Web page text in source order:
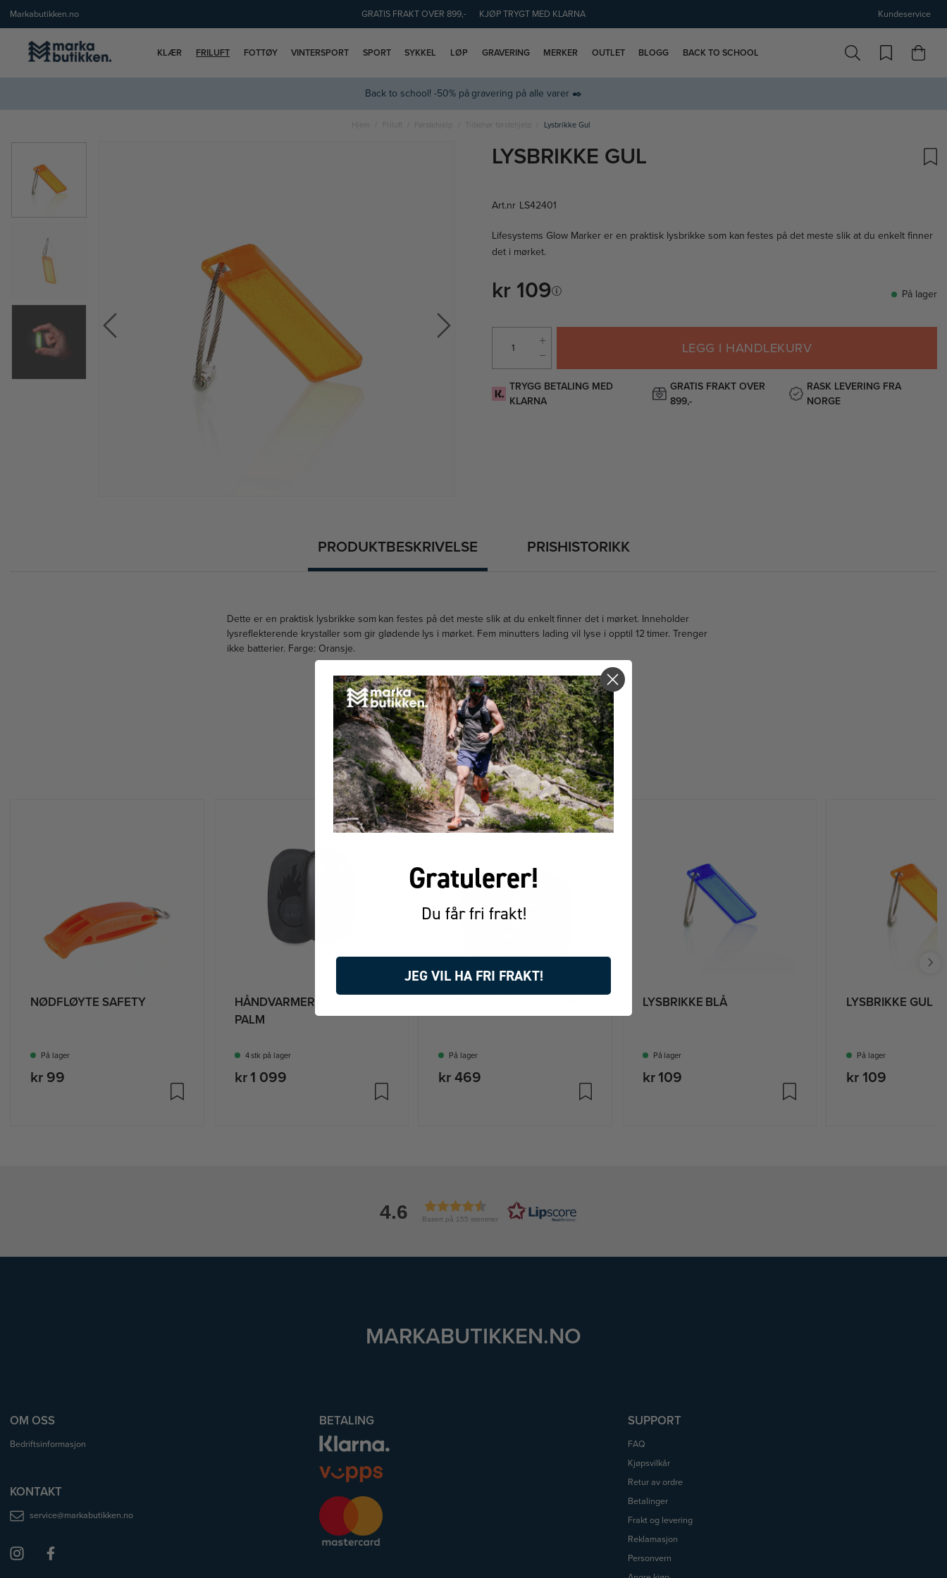
Markabutikken.no GRATIS FRAKT OVER 899,- KJØP TRYGT MED KLARNA Kundeservice
KLÆR FRILUFT FOTTØY VINTERSPORT SPORT SYKKEL LØP GRAVERING MERKER OUTLET BLOGG BACK TO SCHOOL
Back to school! -50% på gravering på alle varer ✒️
Hjem Friluft Førstehjelp Lysbrikke Gul
LYSBRIKKE GUL
Art.nr LS42401
Lifesystems Glow Marker er en praktisk lysbrikke som kan festes på det meste slik at du enkelt finner
det i mørket.
kr 109 På lager
LEGG I HANDLEKURV
TRYGG BETALING MED
KLARNA
GRATIS FRAKT OVER
899,-
RASK LEVERING FRA
NORGE
PRODUKTBESKRIVELSE PRISHISTORIKK
Dette er en praktisk lysbrikke som kan festes på det meste slik at du enkelt finner det i mørket. Inneholder
lysreflekterende krystaller som gir glødende lys i mørket. Fem minutters lading vil lyse i opptil 12 timer. Trenger
ikke batterier. Farge: Oransje.
FÅR VI FORESLÅ
ANDRE KJØPTE DETTE
NØDFLØYTE SAFETY
På lager
kr 99
HÅNDVARMER OPPLADBAR
PALM
4 stk på lager
kr 1 099
På lager
kr 469
LYSBRIKKE BLÅ
På lager
kr 109
LYSBRIKKE GUL
På lager
kr 109
4.6 Basert på 155 stemmer
MARKABUTIKKEN.NO
OM OSS
Bedriftsinformasjon
KONTAKT
service@markabutikken.no
BETALING SUPPORT
FAQ
Kjøpsvilkår
Retur av ordre
Betalinger
Frakt og levering
Reklamasjon
Personvern
Gratulerer!
Du får fri frakt!
JEG VIL HA FRI FRAKT!